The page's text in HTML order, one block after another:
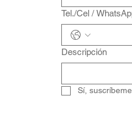
Tel./Cel /
Descripción
Sí,